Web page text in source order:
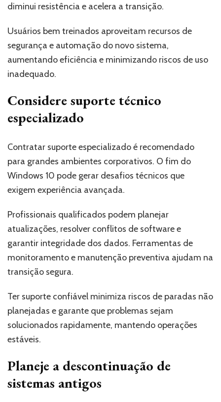
diminui resistência e acelera a transição.
Usuários bem treinados aproveitam recursos de
segurança e automação do novo sistema,
aumentando eficiência e minimizando riscos de uso
inadequado.
Considere suporte técnico
especializado
Contratar suporte especializado é recomendado
para grandes ambientes corporativos. O fim do
Windows 10 pode gerar desafios técnicos que
exigem experiência avançada.
Profissionais qualificados podem planejar
atualizações, resolver conflitos de software e
garantir integridade dos dados. Ferramentas de
monitoramento e manutenção preventiva ajudam na
transição segura.
Ter suporte confiável minimiza riscos de paradas não
planejadas e garante que problemas sejam
solucionados rapidamente, mantendo operações
estáveis.
Planeje a descontinuação de
sistemas antigos